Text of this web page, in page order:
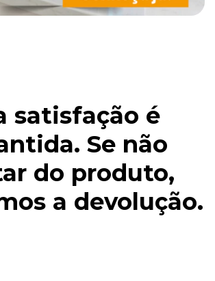
satisfação é
Se não
do produto,
a devolução.